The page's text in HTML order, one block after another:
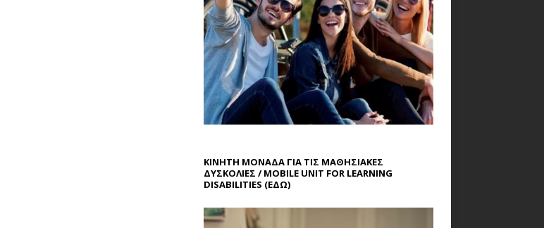
ΚΙΝΗΤΗ ΜΟΝΑΔΑ ΓΙΑ ΤΙΣ ΜΑΘΗΣΙΑΚΕΣ
ΔΥΣΚΟΛΙΕΣ / MOBILE UNIT FOR LEARNING
DISABILITIES (ΕΔΩ)